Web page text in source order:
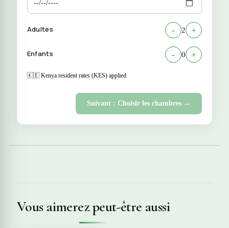
Adultes - 2 +
Enfants - 0 +
🇰🇪 Kenya resident rates (KES) applied
Suivant : Choisir les chambres →
Vous aimerez peut-être aussi